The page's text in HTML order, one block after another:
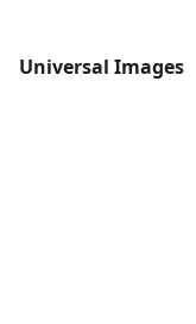
Universal Images